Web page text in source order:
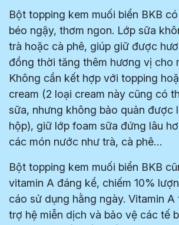
Bột topping kem muối biển BKB
béo ngậy, thơm ngon. Lớp sữa
trà hoặc cà phê, giúp giữ được
đồng thời tăng thêm hương vị cho
Không cần kết hợp với topping
cream (2 loại cream này cũng có
sữa, nhưng không bảo quản được
hộp), giữ lớp foam sữa đứng lâu
các món nước như trà, cà phê…
Bột topping kem muối biển BKB
vitamin A đáng kể, chiếm 10%
cáo sử dụng hằng ngày. Vitamin
trợ hệ miễn dịch và bảo vệ các tế